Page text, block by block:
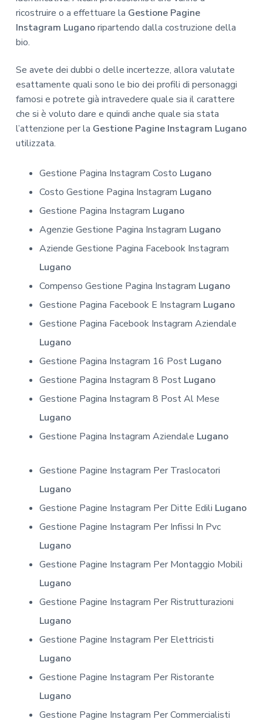
ricostruire o a effettuare la Gestione Pagine
Instagram Luganoripartendo dalla costruzione della
bio.
Se avete dei dubbi o delle incertezze, allora valutate
esattamente quali sono le bio dei profili di personaggi
famosi e potrete già intravedere quale sia il carattere
che si è voluto dare e quindi anche quale sia stata
l’attenzione per la Gestione Pagine Instagram Lugano
utilizzata.
Gestione Pagina Instagram Costo Lugano
Costo Gestione Pagina Instagram Lugano
Gestione Pagina Instagram Lugano
Agenzie Gestione Pagina Instagram Lugano
Aziende Gestione Pagina Facebook Instagram
Lugano
Compenso Gestione Pagina Instagram Lugano
Gestione Pagina Facebook E Instagram Lugano
Gestione Pagina Facebook Instagram Aziendale
Lugano
Gestione Pagina Instagram 16 Post Lugano
Gestione Pagina Instagram 8 Post Lugano
Gestione Pagina Instagram 8 Post Al Mese
Lugano
Gestione Pagina Instagram Aziendale Lugano
Gestione Pagine Instagram Per Traslocatori
Lugano
Gestione Pagine Instagram Per Ditte Edili Lugano
Gestione Pagine Instagram Per Infissi In Pvc
Lugano
Gestione Pagine Instagram Per Montaggio Mobili
Lugano
Gestione Pagine Instagram Per Ristrutturazioni
Lugano
Gestione Pagine Instagram Per Elettricisti
Lugano
Gestione Pagine Instagram Per Ristorante
Lugano
Gestione Pagine Instagram Per Commercialisti